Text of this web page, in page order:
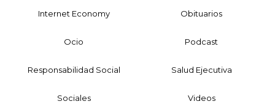
Internet Economy Obituarios
Ocio Podcast
Responsabilidad Social Salud Ejecutiva
Sociales Videos